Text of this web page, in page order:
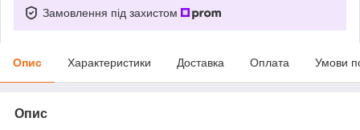
Замовлення під захистом
Опис Характеристики Доставка Оплата Умови
Опис